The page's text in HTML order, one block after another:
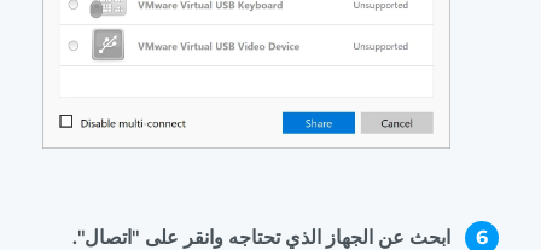
6 ابحث عن الجهاز الذي تحتاجه وانقر على "اتصال".